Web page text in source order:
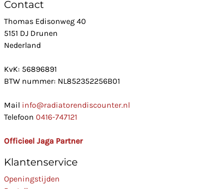
Contact
Thomas Edisonweg 40
5151 DJ Drunen
Nederland
KvK: 56896891
BTW nummer: NL852352256B01
Mail info@radiatorendiscounter.nl
Telefoon 0416-747121
Officieel Jaga Partner
Klantenservice
Openingstijden